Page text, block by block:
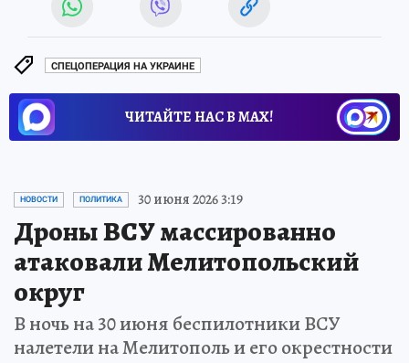
СПЕЦОПЕРАЦИЯ НА УКРАИНЕ
ЧИТАЙТЕ НАС В МАХ!
НОВОСТИ ПОЛИТИКА 30 июня 2026 3:19
Дроны ВСУ массированно
атаковали Мелитопольский
округ
В ночь на 30 июня беспилотники ВСУ
налетели на Мелитополь и его окрестности